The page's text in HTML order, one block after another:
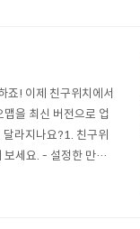
죠! 이제 친구위치에서
을 최신 버전으로 업
라지나요?1. 친구위
보세요. - 설정한 만날
요.- 만날 장소를 설